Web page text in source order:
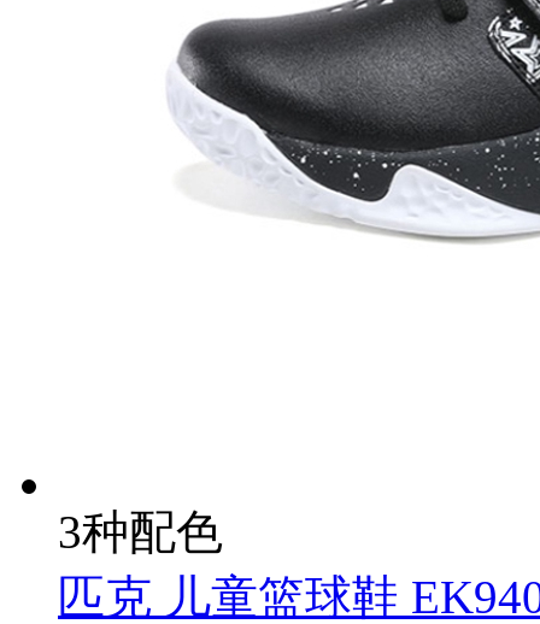
3种配色
匹克 儿童篮球鞋